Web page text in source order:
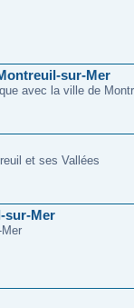
sur-Mer
avec la ville de
et ses Vallées
sur-Mer